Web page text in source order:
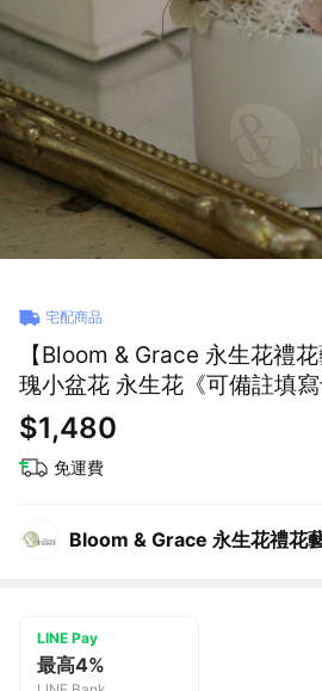
宅配商品
【Bloom & Grace 永生花禮
瑰小盆花 永生花《可備註填
感 氣氛 節日送禮 禮物
$1,480
免運費
Bloom & Grace 永生花禮花
LINE Pay
最高4%